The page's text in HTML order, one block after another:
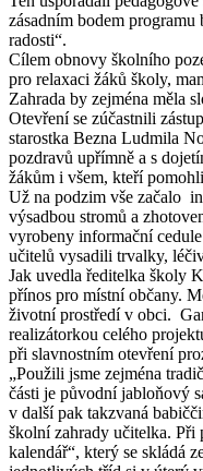
zásadním bodem
radosti“.
Cílem obnovy školního
pro relaxaci žáků školy,
Zahrada by zejména měla
Otevření se zúčastnili
starostka Bezna Ludmila
pozdravů upřímně a s
žákům i všem, kteří
Už na podzim vše začalo
výsadbou stromů a
vyrobeny informační
učitelů vysadili trvalky,
Jak uvedla ředitelka školy
přínos pro místní občany.
životní prostředí v obci.
realizátorkou celého
při slavnostním otevření
„Použili jsme zejména
části je původní jabloňový
v další pak takzvaná
školní zahrady učitelka.
kalendář“, který se skládá